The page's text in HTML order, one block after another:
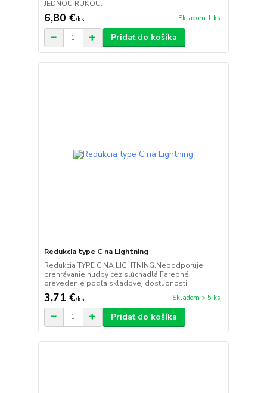
JEDNOU RUKOU.
6,80 €/ks Skladom 1 ks
Pridať do košíka
Redukcia type C na Lightning
Redukcia TYPE C NA LIGHTNING.Nepodporuje
prehrávanie hudby cez slúchadlá.Farebné
prevedenie podľa skladovej dostupnosti.
3,71 €/ks Skladom > 5 ks
Pridať do košíka